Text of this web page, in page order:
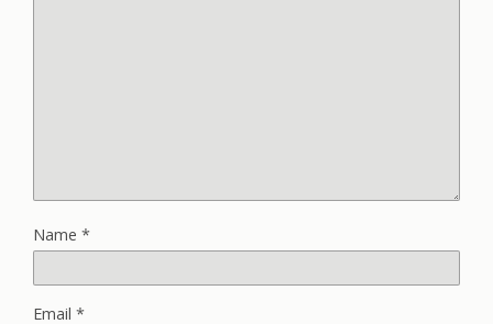
Name *
Email *